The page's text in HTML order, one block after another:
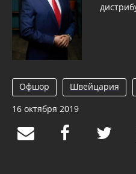
Офшор Швейцария
16 октября 2019